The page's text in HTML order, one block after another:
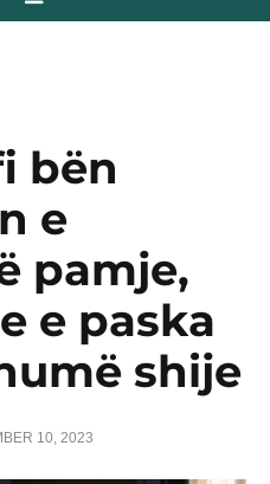
bën
e
pamje,
e paska
shije
10, 2023